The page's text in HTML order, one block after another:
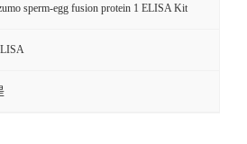
sperm-egg fusion protein 1 ELISA Kit